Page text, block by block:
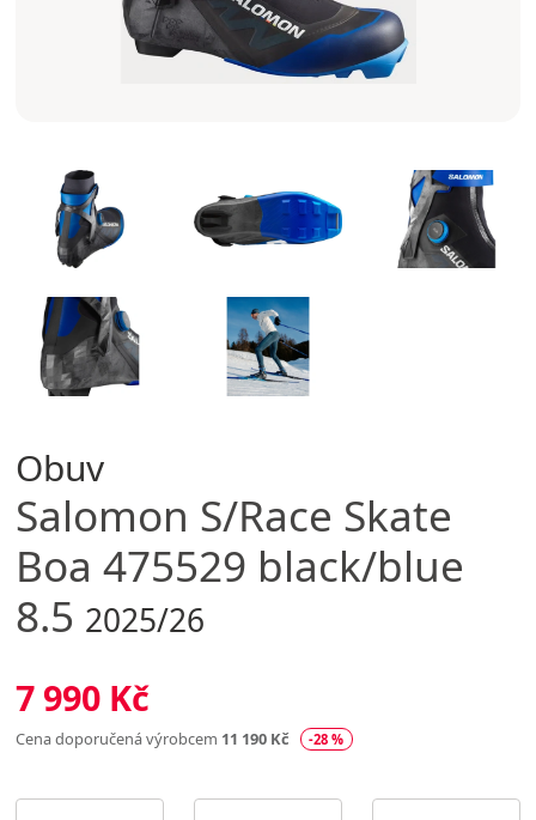
Obuv
Salomon S/Race Skate
Boa 475529 black/blue
8.5 2025/26
7 990 Kč
Cena doporučená výrobcem 11 190 Kč -28 %